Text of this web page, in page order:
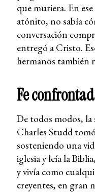
que muriera. En
atónito, no sabía
conversación
entregó a Cristo.
hermanos también
Fe
De todos modos,
Charles Studd
sosteniendo una
iglesia y leía la
y vivía como
creyentes, en gran